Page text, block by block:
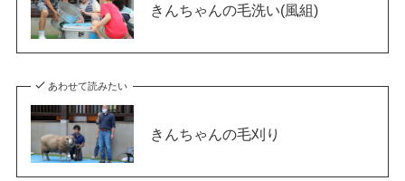
きんちゃんの毛洗い(風組)
あわせて読みたい
きんちゃんの毛刈り